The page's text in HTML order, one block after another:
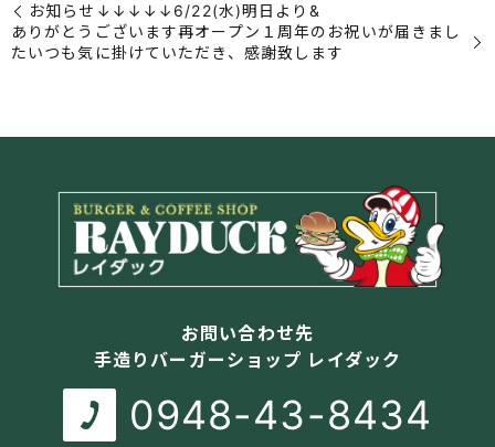
︎お知らせ︎↓↓↓↓↓6/22(水)明日より&
ありがとうございます再オープン１周年のお祝いが届きまし
た️いつも気に掛けていただき、感謝致します
お問い合わせ先
手造りバーガーショップ レイダック
0948-43-8434